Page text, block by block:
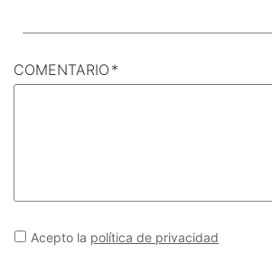
COMENTARIO *
Acepto la política de privacidad